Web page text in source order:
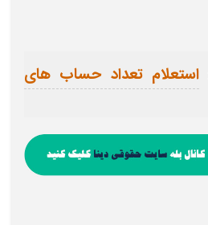
استعلام تعداد حساب های